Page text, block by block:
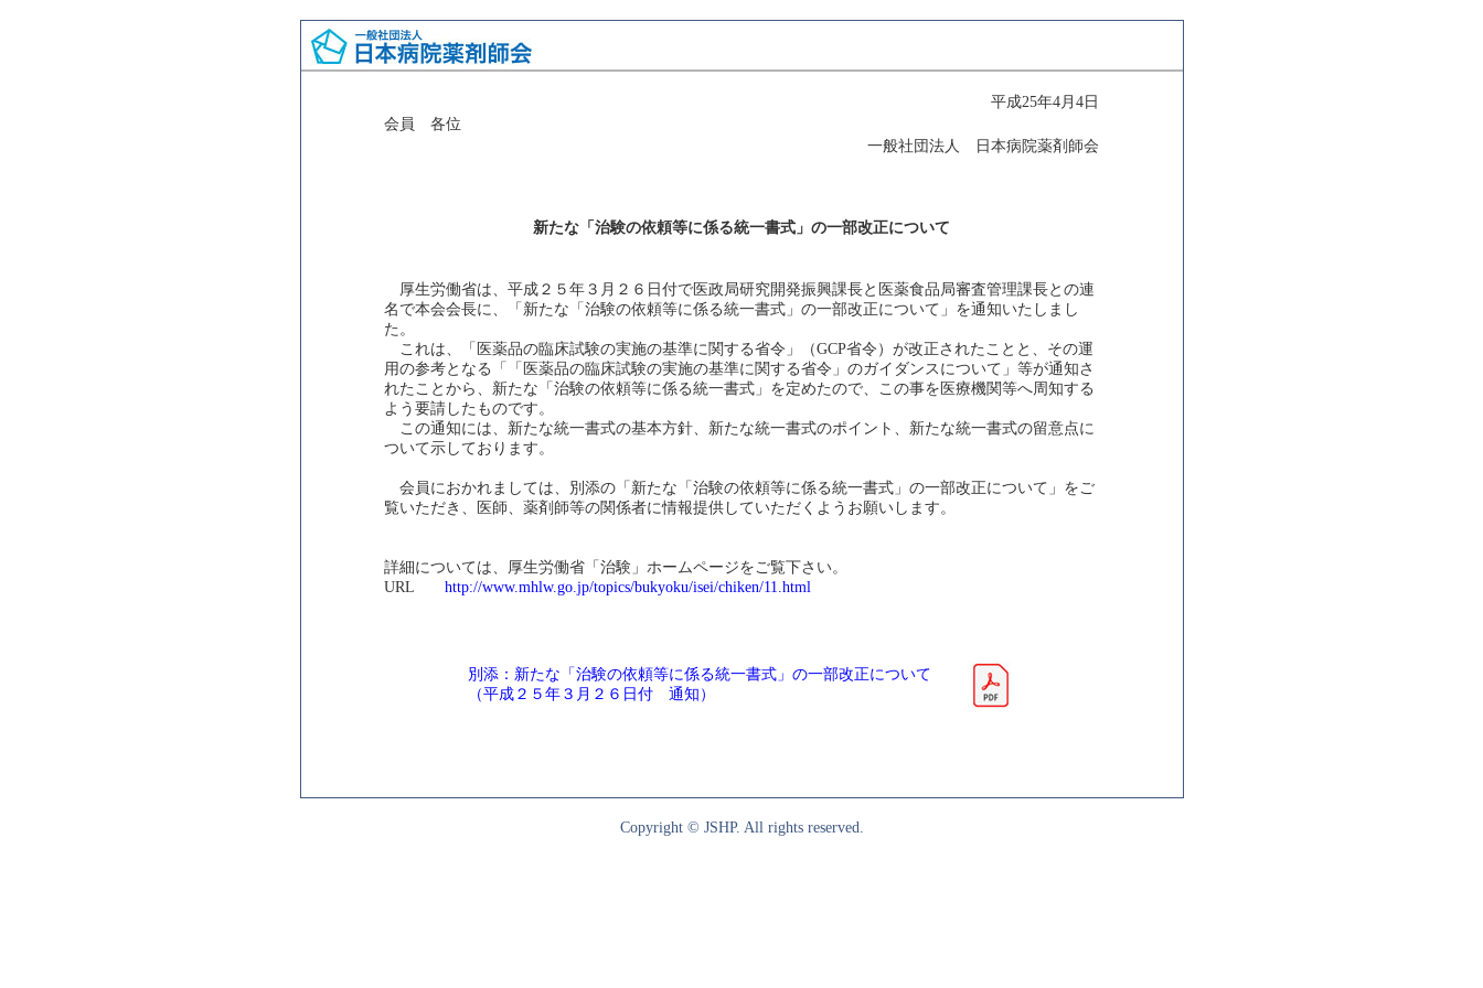
平成25年4月4日
会員 各位
一般社団法人 日本病院薬剤師会
新たな「治験の依頼等に係る統一書式」の一部改正について
厚生労働省は、平成２５年３月２６日付で医政局研究開発振興課長と医薬食品局審査管理課長との連
名で本会会長に、「新たな「治験の依頼等に係る統一書式」の一部改正について」を通知いたしまし
た。
これは、「医薬品の臨床試験の実施の基準に関する省令」（GCP省令）が改正されたことと、その運
用の参考となる「「医薬品の臨床試験の実施の基準に関する省令」のガイダンスについて」等が通知さ
れたことから、新たな「治験の依頼等に係る統一書式」を定めたので、この事を医療機関等へ周知する
よう要請したものです。
この通知には、新たな統一書式の基本方針、新たな統一書式のポイント、新たな統一書式の留意点に
ついて示しております。
会員におかれましては、別添の「新たな「治験の依頼等に係る統一書式」の一部改正について」をご
覧いただき、医師、薬剤師等の関係者に情報提供していただくようお願いします。
詳細については、厚生労働省「治験」ホームページをご覧下さい。
URL http://www.mhlw.go.jp/topics/bukyoku/isei/chiken/11.html
別添：新たな「治験の依頼等に係る統一書式」の一部改正について
（平成２５年３月２６日付 通知）
Copyright © JSHP. All rights reserved.